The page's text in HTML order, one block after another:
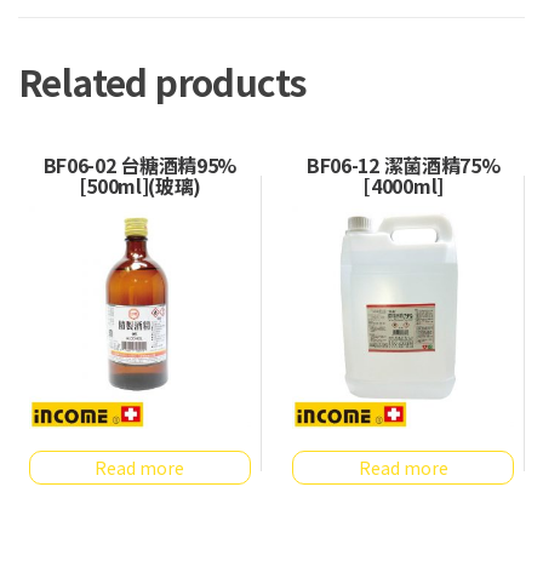
Related products
BF06-02 台糖酒精95%
[500ml](玻璃)
Read more
BF06-12 潔菌酒精75%
[4000ml]
Read more